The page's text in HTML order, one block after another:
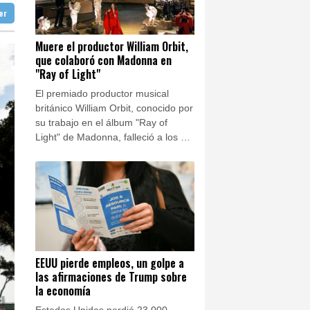
26 °C
Buenos Aires
8 °C
12 °C
de EEUU
Muere el productor William Orbit,
que colaboró con Madonna en
"Ray of Light"
El premiado productor musical
británico William Orbit, conocido por
su trabajo en el álbum "Ray of
Light" de Madonna, falleció a los 69
en redes sociales.
EEUU pierde empleos, un golpe a
las afirmaciones de Trump sobre
la economía